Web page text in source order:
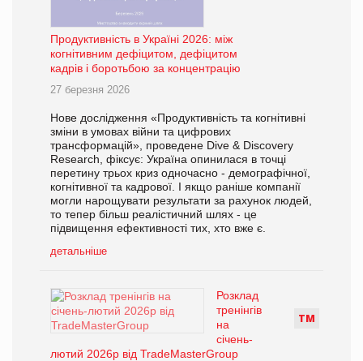
Продуктивність в Україні 2026: між
когнітивним дефіцитом, дефіцитом
кадрів і боротьбою за концентрацію
27 березня 2026
Нове дослідження «Продуктивність та когнітивні
зміни в умовах війни та цифрових
трансформацій», проведене Dive & Discovery
Research, фіксує: Україна опинилася в точці
перетину трьох криз одночасно - демографічної,
когнітивної та кадрової. І якщо раніше компанії
могли нарощувати результати за рахунок людей,
то тепер більш реалістичний шлях - це
підвищення ефективності тих, хто вже є.
детальніше
ТМ
Розклад
тренінгів
на
січень-
лютий 2026р від TradeMasterGroup